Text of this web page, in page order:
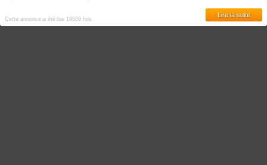
Cette annonce a été lue 19559 fois
Lire la suite